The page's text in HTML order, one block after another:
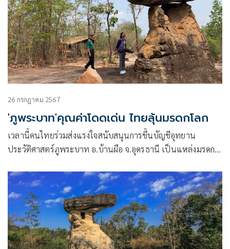
26 กรกฎาคม 2567
'ภูพระบาท'คุณค่าโดดเด่น ไทยลุ้นมรดกโลก
เวลานี้คนไทยร่วมส่งแรงใจสนับสนุนการขึ้นบัญชีอุทยาน
ประวัติศาสตร์ภูพระบาท อ.บ้านผือ จ.อุดรธานี เป็นแหล่งมรดก
ศรีเทพ จ.เพชรบูรณ์ วาระการพิจารณาภูพระบาทคาดว่าจะเข้าสู่
การประชุมคณะกรรมการมรดกโลก สมัยสามัญ ครั้งที่ 46